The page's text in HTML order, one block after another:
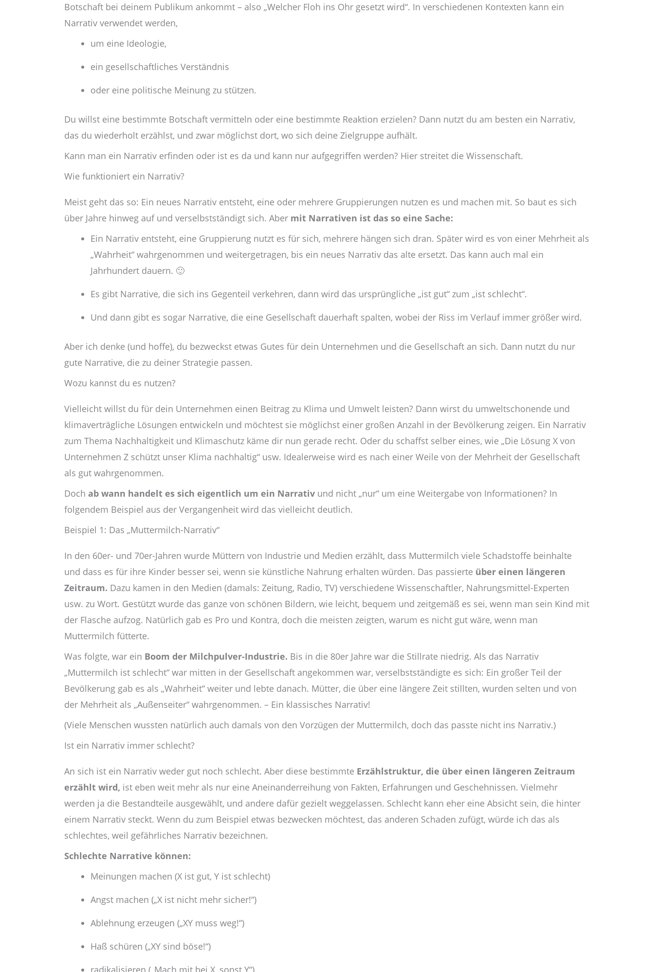
Botschaft bei deinem Publikum ankommt – also „Welcher Floh ins Ohr gesetzt wird“. In verschiedenen Kontexten kann ein
Narrativ verwendet werden,
um eine Ideologie,
ein gesellschaftliches Verständnis
oder eine politische Meinung zu stützen.
Du willst eine bestimmte Botschaft vermitteln oder eine bestimmte Reaktion erzielen? Dann nutzt du am besten ein Narrativ,
das du wiederholt erzählst, und zwar möglichst dort, wo sich deine Zielgruppe aufhält.
Kann man ein Narrativ erfinden oder ist es da und kann nur aufgegriffen werden? Hier streitet die Wissenschaft.
Wie funktioniert ein Narrativ?
Meist geht das so: Ein neues Narrativ entsteht, eine oder mehrere Gruppierungen nutzen es und machen mit. So baut es sich
über Jahre hinweg auf und verselbstständigt sich. Aber mit Narrativen ist das so eine Sache:
Ein Narrativ entsteht, eine Gruppierung nutzt es für sich, mehrere hängen sich dran. Später wird es von einer Mehrheit als
„Wahrheit“ wahrgenommen und weitergetragen, bis ein neues Narrativ das alte ersetzt. Das kann auch mal ein
Jahrhundert dauern. 🙂
Es gibt Narrative, die sich ins Gegenteil verkehren, dann wird das ursprüngliche „ist gut“ zum „ist schlecht“.
Und dann gibt es sogar Narrative, die eine Gesellschaft dauerhaft spalten, wobei der Riss im Verlauf immer größer wird.
Aber ich denke (und hoffe), du bezweckst etwas Gutes für dein Unternehmen und die Gesellschaft an sich. Dann nutzt du nur
gute Narrative, die zu deiner Strategie passen.
Wozu kannst du es nutzen?
Vielleicht willst du für dein Unternehmen einen Beitrag zu Klima und Umwelt leisten? Dann wirst du umweltschonende und
klimaverträgliche Lösungen entwickeln und möchtest sie möglichst einer großen Anzahl in der Bevölkerung zeigen. Ein Narrativ
zum Thema Nachhaltigkeit und Klimaschutz käme dir nun gerade recht. Oder du schaffst selber eines, wie „Die Lösung X von
Unternehmen Z schützt unser Klima nachhaltig“ usw. Idealerweise wird es nach einer Weile von der Mehrheit der Gesellschaft
als gut wahrgenommen.
Doch ab wann handelt es sich eigentlich um ein Narrativ und nicht „nur“ um eine Weitergabe von Informationen? In
folgendem Beispiel aus der Vergangenheit wird das vielleicht deutlich.
Beispiel 1: Das „Muttermilch-Narrativ“
In den 60er- und 70er-Jahren wurde Müttern von Industrie und Medien erzählt, dass Muttermilch viele Schadstoffe beinhalte
und dass es für ihre Kinder besser sei, wenn sie künstliche Nahrung erhalten würden. Das passierte über einen längeren
Zeitraum. Dazu kamen in den Medien (damals: Zeitung, Radio, TV) verschiedene Wissenschaftler, Nahrungsmittel-Experten
usw. zu Wort. Gestützt wurde das ganze von schönen Bildern, wie leicht, bequem und zeitgemäß es sei, wenn man sein Kind mit
der Flasche aufzog. Natürlich gab es Pro und Kontra, doch die meisten zeigten, warum es nicht gut wäre, wenn man
Muttermilch fütterte.
Was folgte, war ein Boom der Milchpulver-Industrie. Bis in die 80er Jahre war die Stillrate niedrig. Als das Narrativ
„Muttermilch ist schlecht“ war mitten in der Gesellschaft angekommen war, verselbstständigte es sich: Ein großer Teil der
Bevölkerung gab es als „Wahrheit“ weiter und lebte danach. Mütter, die über eine längere Zeit stillten, wurden selten und von
der Mehrheit als „Außenseiter“ wahrgenommen. – Ein klassisches Narrativ!
(Viele Menschen wussten natürlich auch damals von den Vorzügen der Muttermilch, doch das passte nicht ins Narrativ.)
Ist ein Narrativ immer schlecht?
An sich ist ein Narrativ weder gut noch schlecht. Aber diese bestimmte Erzählstruktur, die über einen längeren Zeitraum
erzählt wird, ist eben weit mehr als nur eine Aneinanderreihung von Fakten, Erfahrungen und Geschehnissen. Vielmehr
werden ja die Bestandteile ausgewählt, und andere dafür gezielt weggelassen. Schlecht kann eher eine Absicht sein, die hinter
einem Narrativ steckt. Wenn du zum Beispiel etwas bezwecken möchtest, das anderen Schaden zufügt, würde ich das als
schlechtes, weil gefährliches Narrativ bezeichnen.
Schlechte Narrative können:
Meinungen machen (X ist gut, Y ist schlecht)
Angst machen („X ist nicht mehr sicher!“)
Ablehnung erzeugen („XY muss weg!“)
Haß schüren („XY sind böse!“)
radikalisieren („Mach mit bei X, sonst Y“)